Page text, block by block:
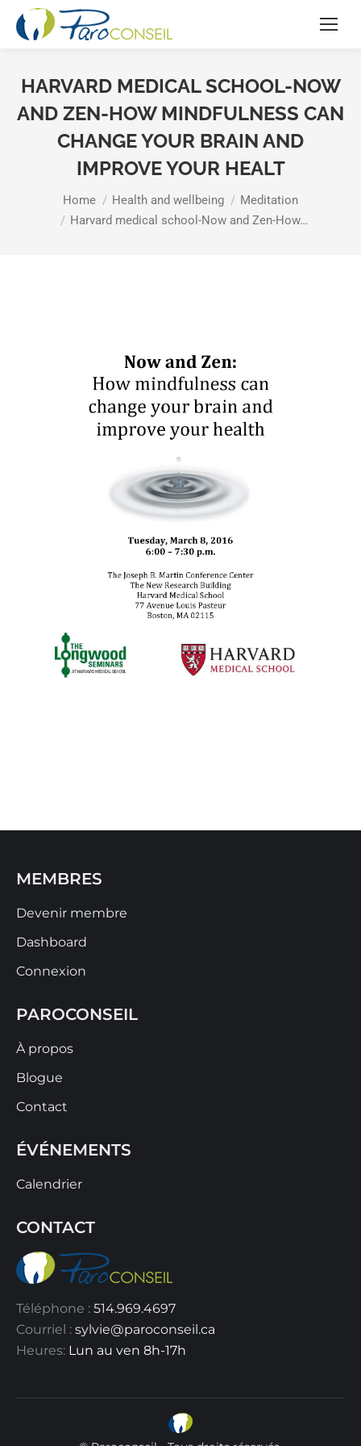
HARVARD MEDICAL SCHOOL-NOW
AND ZEN-HOW MINDFULNESS CAN
CHANGE YOUR BRAIN AND
IMPROVE YOUR HEALT
You are here:
Home Health and wellbeing
Meditation
Harvard medical school-Now and Zen-How…
MEMBRES
Devenir membre
Dashboard
Connexion
PAROCONSEIL
À propos
Blogue
Contact
ÉVÉNEMENTS
Calendrier
CONTACT
Téléphone : 514.969.4697
Courriel : sylvie@paroconseil.ca
Heures: Lun au ven 8h-17h